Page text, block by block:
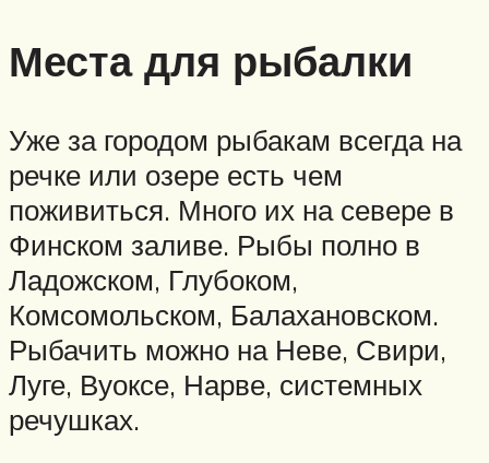
Места для рыбалки
Уже за городом рыбакам всегда на
речке или озере есть чем
поживиться. Много их на севере в
Финском заливе. Рыбы полно в
Ладожском, Глубоком,
Комсомольском, Балахановском.
Рыбачить можно на Неве, Свири,
Луге, Вуоксе, Нарве, системных
речушках.